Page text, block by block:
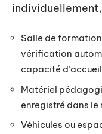
Salle de
vérification
capacité d’accueil
Matériel
enregistré dans le
Véhicules ou